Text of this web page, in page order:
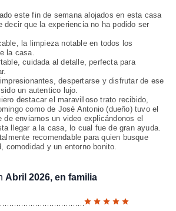
este fin de semana alojados en esta casa
decir que la experiencia no ha podido ser
la limpieza notable en todos los
la casa.
cuidada al detalle, perfecta para
despertarse y disfrutar de ese
un autentico lujo.
destacar el maravilloso trato recibido,
como de José Antonio (dueño) tuvo el
de enviarnos un video explicándonos el
llegar a la casa, lo cual fue de gran ayuda.
recomendable para quien busque
comodidad y un entorno bonito.
Abril 2026, en familia